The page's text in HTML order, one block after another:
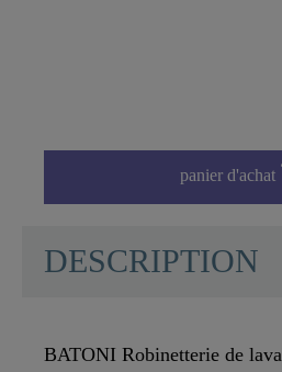
panier d'achat
DESCRIPTION
BATONI Robinetterie de